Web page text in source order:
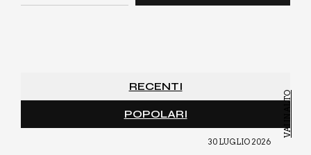
RECENTI
POPOLARI
30 LUGLIO 2026
VAI IN ALTO